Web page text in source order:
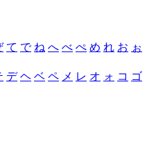
て で ね へ べ ぺ め れ お ぉ
デ ヘ ベ ペ メ レ オ ォ コ ゴ